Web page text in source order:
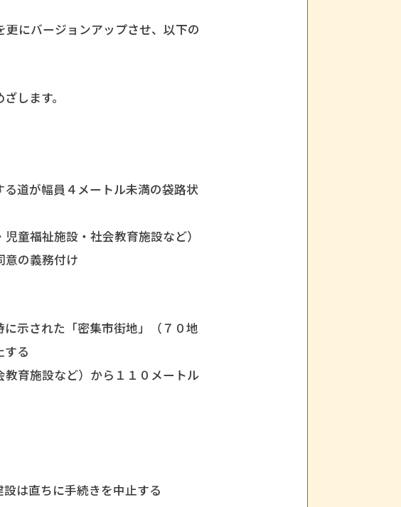
にバージョンアップさせ、以下の
します。
道が幅員４メートル未満の袋路状
童福祉施設・社会教育施設など）
意の義務付け
示された「密集市街地」（７０地
する
育施設など）から１１０メートル
は直ちに手続きを中止する